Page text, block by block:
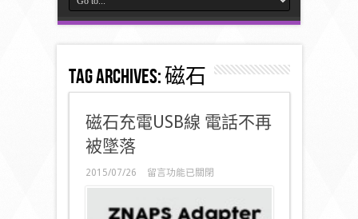
Tag Archives:磁石
磁石充電USB線 電話不再
被墜落
2015/07/26
在
〈磁
充
留言功能已關閉